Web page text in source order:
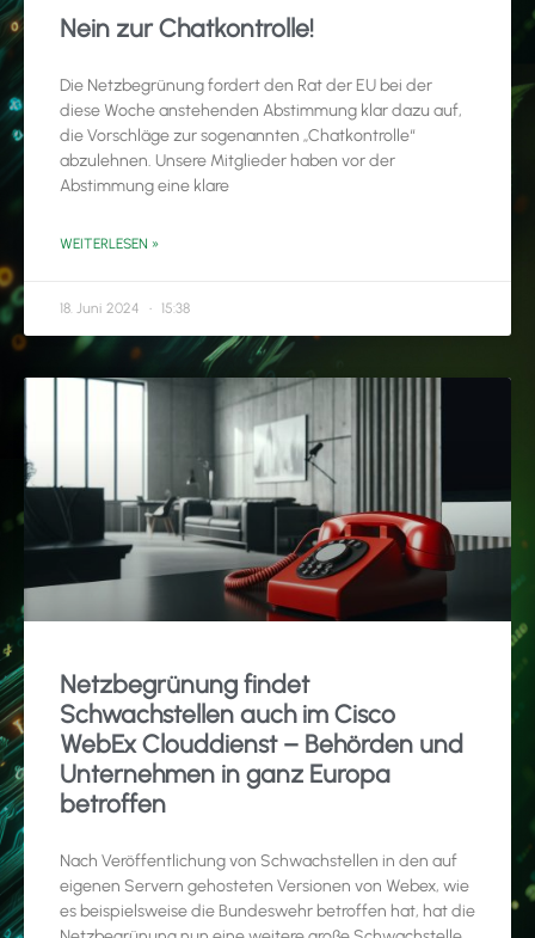
Nein zur Chatkontrolle!
Die Netzbegrünung fordert den Rat der EU bei der
diese Woche anstehenden Abstimmung klar dazu auf,
die Vorschläge zur sogenannten „Chatkontrolle“
abzulehnen. Unsere Mitglieder haben vor der
Abstimmung eine klare
WEITERLESEN »
18. Juni 2024 15:38
Netzbegrünung findet
Schwachstellen auch im Cisco
WebEx Clouddienst – Behörden und
Unternehmen in ganz Europa
betroffen
Nach Veröffentlichung von Schwachstellen in den auf
eigenen Servern gehosteten Versionen von Webex, wie
es beispielsweise die Bundeswehr betroffen hat, hat die